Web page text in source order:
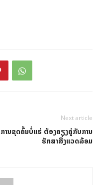
Next article
ການຂຸດຄົ້ນບໍ່ແຮ່ ຕ້ອງຄຽງຄູ່ກັບການ
ຮັກສາສິ່ງແວດລ້ອມ